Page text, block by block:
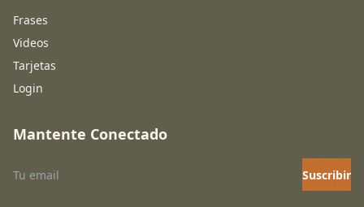
Frases
Videos
Tarjetas
Login
Mantente Conectado
Suscribir